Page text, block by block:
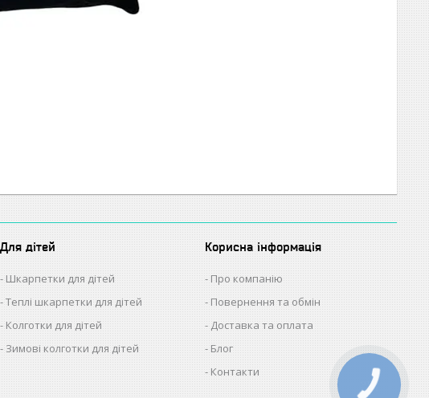
Для дітей
Шкарпетки для дітей
Теплі шкарпетки для дітей
Колготки для дітей
Зимові колготки для дітей
Корисна інформація
Про компанію
Повернення та обмін
Доставка та оплата
Блог
Контакти